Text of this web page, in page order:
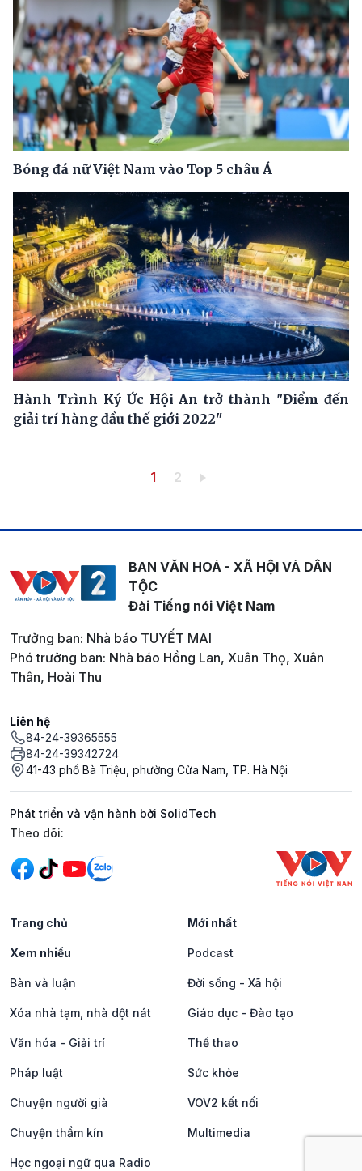
Bóng đá nữ Việt Nam vào Top 5 châu Á
Hành Trình Ký Ức Hội An trở thành "Điểm đến
giải trí hàng đầu thế giới 2022"
Trang hiện thời
1 Trang
2
BAN VĂN HOÁ - XÃ HỘI VÀ DÂN
TỘC
Đài Tiếng nói Việt Nam
Trưởng ban: Nhà báo TUYẾT MAI
Phó trưởng ban: Nhà báo Hồng Lan, Xuân Thọ, Xuân
Thân, Hoài Thu
Liên hệ
84-24-39365555
84-24-39342724
41-43 phố Bà Triệu, phường Cửa Nam, TP. Hà Nội
Phát triển và vận hành bởi SolidTech
Mạng xã hội
Theo dõi:
Trang chủ Mới nhất
Xem nhiều Podcast
Bàn và luận Đời sống - Xã hội
Xóa nhà tạm, nhà dột nát Giáo dục - Đào tạo
Văn hóa - Giải trí Thể thao
Pháp luật Sức khỏe
Chuyện người già VOV2 kết nối
Chuyện thầm kín Multimedia
Học ngoại ngữ qua Radio